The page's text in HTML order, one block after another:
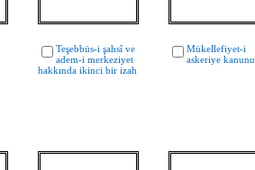
Teşebbüs-i şahsî ve
adem-i merkeziyet
hakkında ikinci bir izah
Mükellefiyet-i
askeriye kanunu